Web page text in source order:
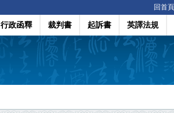
回首頁
行政函釋 裁判書 起訴書 英譯法規